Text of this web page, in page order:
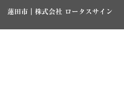
蓮田市｜株式会社 ロータスサイン